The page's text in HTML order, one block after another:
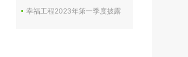
幸福工程2023年第一季度披露